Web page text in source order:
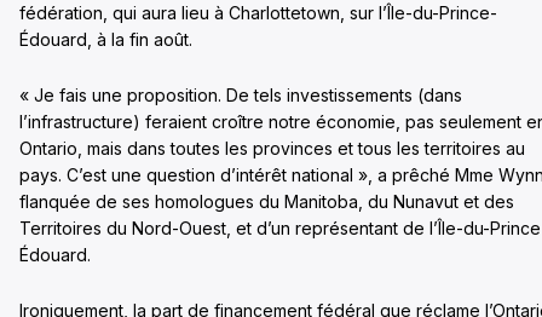
fédération, qui aura lieu à Charlottetown, sur l’Île-du-Prince-
Édouard, à la fin août.
« Je fais une proposition. De tels investissements (dans
l’infrastructure) feraient croître notre économie, pas seulement
Ontario, mais dans toutes les provinces et tous les territoires au
pays. C’est une question d’intérêt national », a prêché Mme
flanquée de ses homologues du Manitoba, du Nunavut et des
Territoires du Nord-Ouest, et d’un représentant de l’Île-du-
Édouard.
Ironiquement, la part de financement fédéral que réclame